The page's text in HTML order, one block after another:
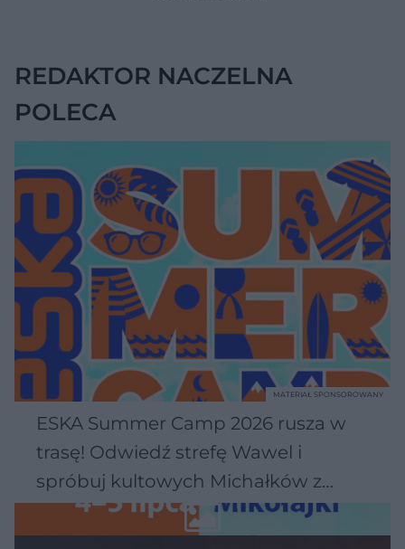
REDAKTOR NACZELNA
POLECA
ESKA Summer Camp 2026 rusza w
trasę! Odwiedź strefę Wawel i
spróbuj kultowych Michałków z
Wawelu
MATERIAŁ SPONSOROWANY